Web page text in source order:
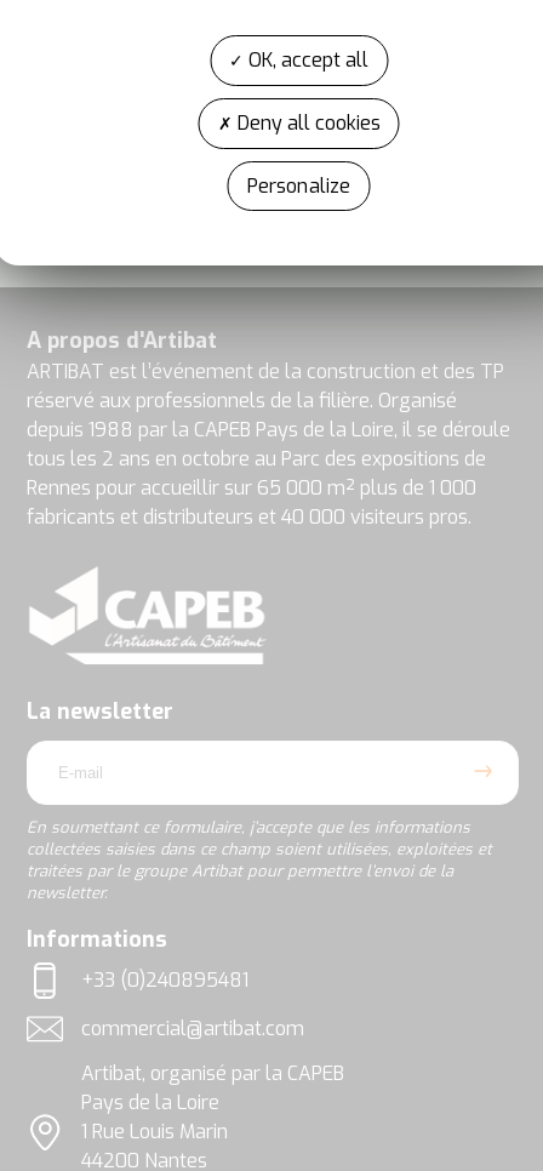
LinkedIn
A propos d'Artibat
ARTIBAT est l’événement de la construction et des TP
réservé aux professionnels de la filière. Organisé
depuis 1988 par la CAPEB Pays de la Loire, il se déroule
tous les 2 ans en octobre au Parc des expositions de
Rennes pour accueillir sur 65 000 m² plus de 1 000
fabricants et distributeurs et 40 000 visiteurs pros.
La newsletter
email
En soumettant ce formulaire, j’accepte que les informations
collectées saisies dans ce champ soient utilisées, exploitées et
traitées par le groupe Artibat pour permettre l’envoi de la
newsletter.
rgpd
En
soumettant
j’accepte
les
informations
dans
ce
champ
soient
exploitées
et
traitées
par
le
Artibat
permettre
l’envoi
Informations
Téléphone
+33 (0)240895481
Adresse email
commercial@artibat.com
Localisation
Artibat, organisé par la CAPEB
Pays de la Loire
1 Rue Louis Marin
44200 Nantes
OK, accept all
Deny all cookies
Personalize